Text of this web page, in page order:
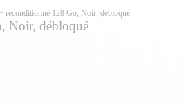
reconditionné 128 Go, Noir, débloqué
Noir, débloqué